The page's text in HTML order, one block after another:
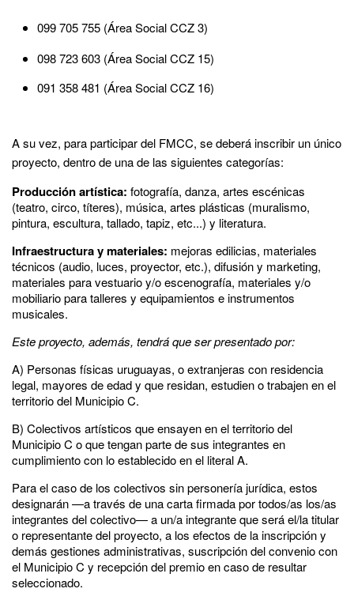
099 705 755 (Área Social CCZ 3)
098 723 603 (Área Social CCZ 15)
091 358 481 (Área Social CCZ 16)
A su vez, para participar del FMCC, se deberá inscribir un único
proyecto, dentro de una de las siguientes categorías:
Producción artística: fotografía, danza, artes escénicas
(teatro, circo, títeres), música, artes plásticas (muralismo,
pintura, escultura, tallado, tapiz, etc...) y literatura.
Infraestructura y materiales: mejoras edilicias, materiales
técnicos (audio, luces, proyector, etc.), difusión y marketing,
materiales para vestuario y/o escenografía, materiales y/o
mobiliario para talleres y equipamientos e instrumentos
musicales.
Este proyecto, además, tendrá que ser presentado por:
A) Personas físicas uruguayas, o extranjeras con residencia
legal, mayores de edad y que residan, estudien o trabajen en el
territorio del Municipio C.
B) Colectivos artísticos que ensayen en el territorio del
Municipio C o que tengan parte de sus integrantes en
cumplimiento con lo establecido en el literal A.
Para el caso de los colectivos sin personería jurídica, estos
designarán —a través de una carta firmada por todos/as los/as
integrantes del colectivo— a un/a integrante que será el/la titular
o representante del proyecto, a los efectos de la inscripción y
demás gestiones administrativas, suscripción del convenio con
el Municipio C y recepción del premio en caso de resultar
seleccionado.